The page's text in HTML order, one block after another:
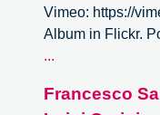
Vimeo: https://
Album in Flickr.
...
Fra
Francesco